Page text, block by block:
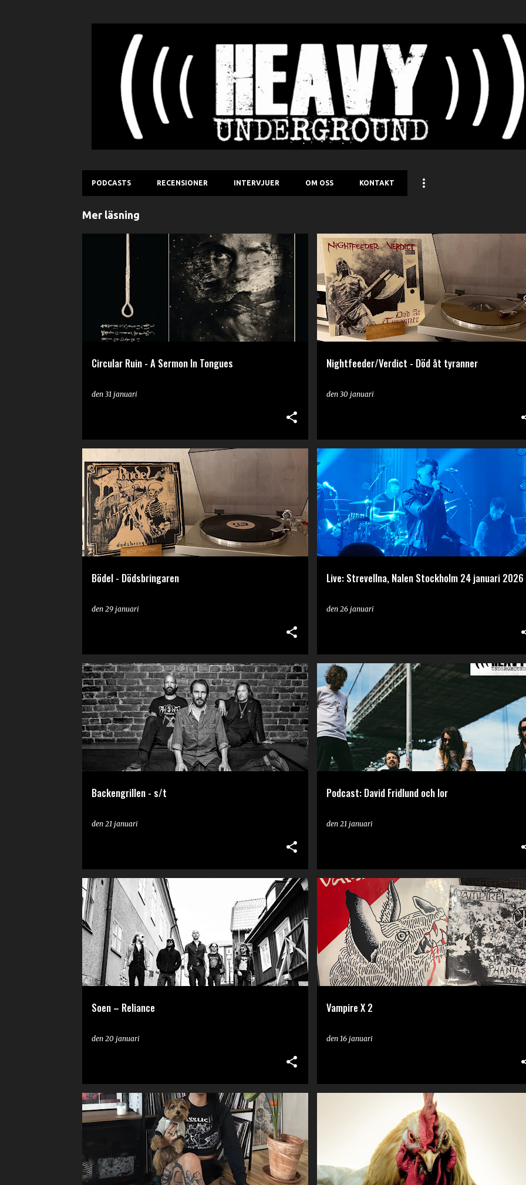
PODCASTS RECENSIONER INTERVJUER OM OSS KONTAKT
I
n
Mer läsning
Circular Ruin - A Sermon In Tongues
den 31 januari
Nightfeeder/Verdict - Död åt tyranner
den 30 januari
RECENSION
Bödel - Dödsbringaren
den 29 januari
RECENSION
Live: Strevellna, Nalen Stockholm 24 januari 2026
den 26 januari
Backengrillen - s/t
den 21 januari
RECENSION
Podcast: David Fridlund och Ior
den 21 januari
PODCAST
Soen – Reliance
den 20 januari
RECENSION SVEMPA ALVEVING
Vampire X 2
den 16 januari
RECENSION
PODCAST